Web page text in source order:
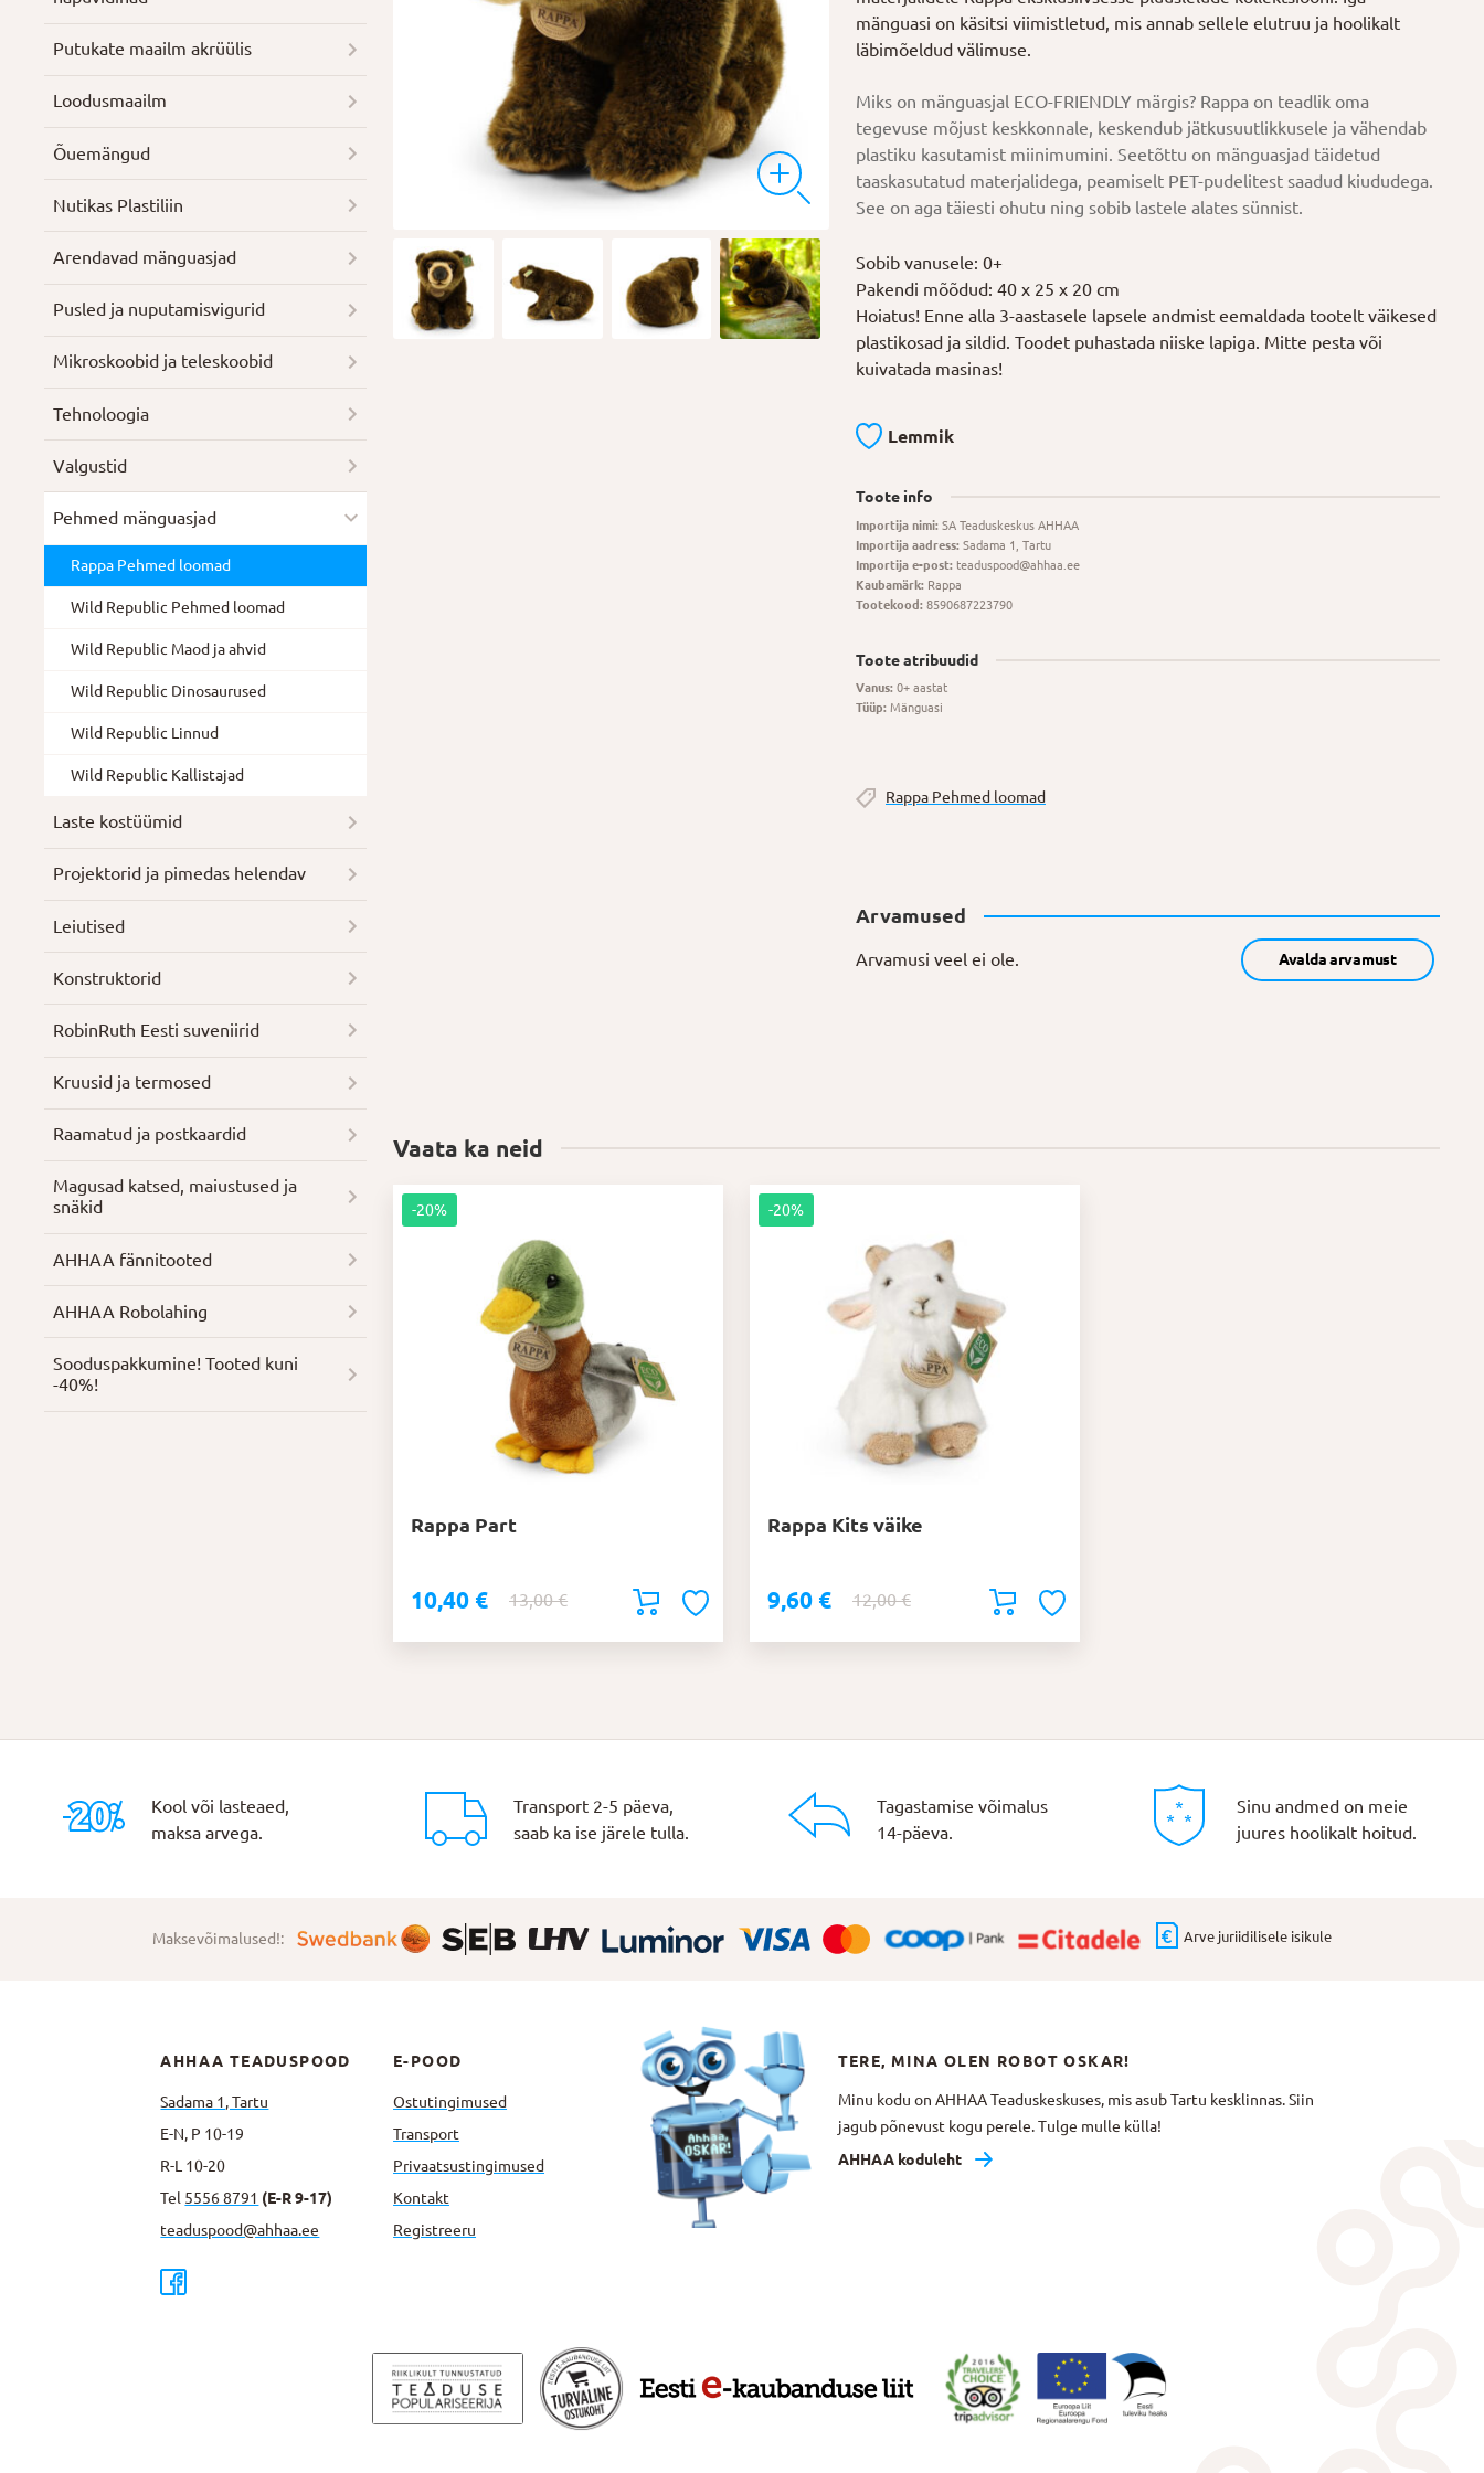
mänguasi on käsitsi viimistletud, mis annab sellele elutruu ja hoolikalt
läbimõeldud välimuse.
Miks on mänguasjal ECO-FRIENDLY märgis? Rappa on teadlik oma
tegevuse mõjust keskkonnale, keskendub jätkusuutlikkusele ja vähendab
plastiku kasutamist miinimumini. Seetõttu on mänguasjad täidetud
taaskasutatud materjalidega, peamiselt PET-pudelitest saadud kiududega.
See on aga täiesti ohutu ning sobib lastele alates sünnist.
Sobib vanusele: 0+
Pakendi mõõdud: 40 x 25 x 20 cm
Hoiatus! Enne alla 3-aastasele lapsele andmist eemaldada tootelt väikesed
plastikosad ja sildid. Toodet puhastada niiske lapiga. Mitte pesta või
kuivatada masinas!
Lemmik
Toote info
Importija nimi:SA Teaduskeskus AHHAA
Importija aadress:Sadama 1, Tartu
Importija e-post:teaduspood@ahhaa.ee
Kaubamärk:Rappa
Tootekood:8590687223790
Toote atribuudid
Vanus:0+ aastat
Tüüp:Mänguasi
Rappa Pehmed loomad
Arvamused
Arvamusi veel ei ole. Avalda arvamust
Vaata ka neid
-20%
Rappa Part
13,00€Algne
10,40 €
Praegune
-20%
Rappa Kits väike
12,00€Algne
9,60 €
Praegune
Putukate maailm akrüülis
Loodusmaailm
Õuemängud
Nutikas Plastiliin
Arendavad mänguasjad
Pusled ja nuputamisvigurid
Mikroskoobid ja teleskoobid
Tehnoloogia
Valgustid
Pehmed mänguasjad
Rappa Pehmed loomad
Wild Republic Pehmed loomad
Wild Republic Maod ja ahvid
Wild Republic Dinosaurused
Wild Republic Linnud
Wild Republic Kallistajad
Laste kostüümid
Projektorid ja pimedas helendav
Leiutised
Konstruktorid
RobinRuth Eesti suveniirid
Kruusid ja termosed
Raamatud ja postkaardid
Magusad katsed, maiustused ja
snäkid
AHHAA fännitooted
AHHAA Robolahing
Soodus­pakkumine! Tooted kuni
-40%!
Kool või lasteaed,
maksa arvega.
Transport 2-5 päeva,
saab ka ise järele tulla.
Tagastamise võimalus
14-päeva.
Sinu andmed on meie
juures hoolikalt hoitud.
Maksevõimalused!: Arve juriidilisele isikule
AHHAA TEADUSPOOD
Sadama 1, Tartu
E-N, P 10-19
R-L 10-20
Tel 5556 8791 (E-R 9-17)
teaduspood@ahhaa.ee
E-POOD
Ostutingimused
Transport
Privaatsus­tingimused
Kontakt
Registreeru
TERE, MINA OLEN ROBOT OSKAR!
Minu kodu on AHHAA Teaduskeskuses, mis asub Tartu kesklinnas. Siin
jagub põnevust kogu perele. Tulge mulle külla!
AHHAA koduleht